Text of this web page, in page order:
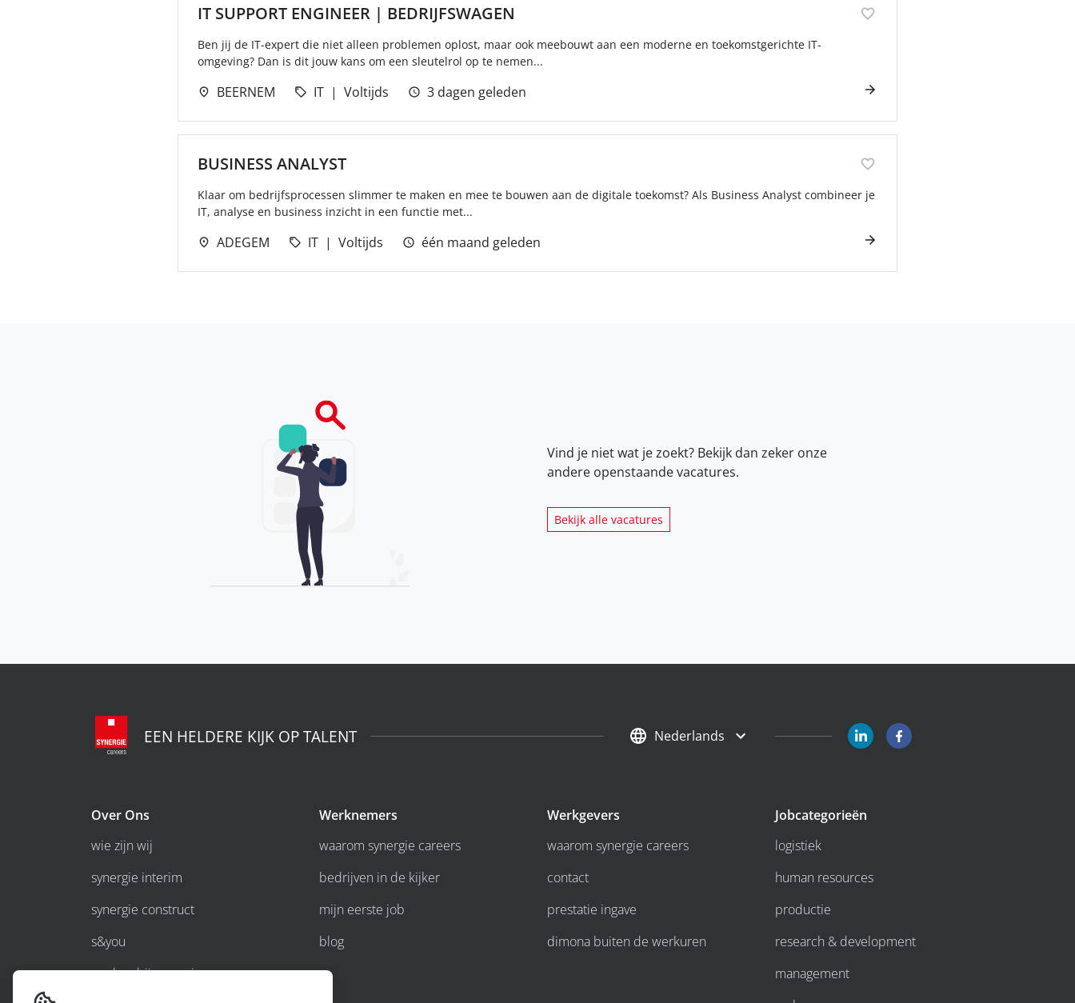
IT SUPPORT ENGINEER | BEDRIJFSWAGEN
Ben jij de IT-expert die niet alleen problemen oplost, maar ook meebouwt aan een moderne en toekomstgerichte IT-
omgeving? Dan is dit jouw kans om een sleutelrol op te nemen...
BEERNEM IT Voltijds 3 dagen geleden
BUSINESS ANALYST
Klaar om bedrijfsprocessen slimmer te maken en mee te bouwen aan de digitale toekomst? Als Business Analyst combineer je
IT, analyse en business inzicht in een functie met...
ADEGEM IT Voltijds één maand geleden
Vind je niet wat je zoekt? Bekijk dan zeker onze
andere openstaande vacatures.
Bekijk alle vacatures
EEN HELDERE KIJK OP TALENT Nederlands
Over Ons
wie zijn wij
synergie interim
synergie construct
s&you
werken bij synergie
Werknemers
waarom synergie careers
bedrijven in de kijker
mijn eerste job
blog
Werkgevers
waarom synergie careers
contact
prestatie ingave
dimona buiten de werkuren
Jobcategorieën
logistiek
human resources
productie
research & development
management